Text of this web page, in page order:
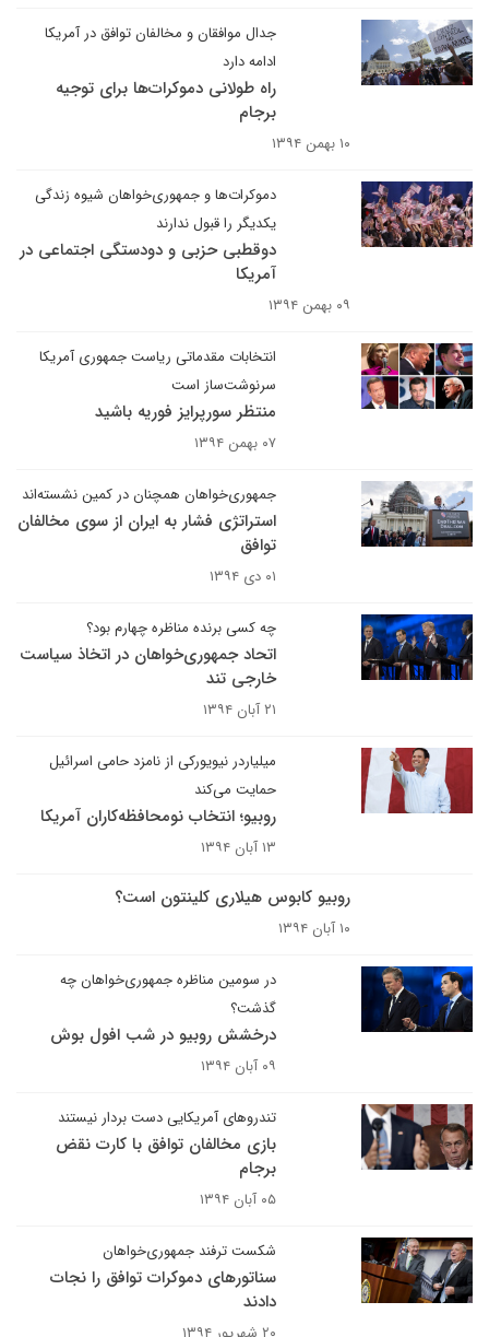
جدال موافقان و مخالفان توافق در آمریکا
ادامه دارد
راه طولانی دموکرات‌ها برای توجیه
برجام
۱۰ بهمن ۱۳۹۴
دموکرات‌ها و جمهوری‌خواهان شیوه زندگی
یکدیگر را قبول ندارند
دوقطبی حزبی و دودستگی اجتماعی در
آمریکا
۰۹ بهمن ۱۳۹۴
انتخابات مقدماتی ریاست جمهوری‌ آمریکا
سرنوشت‌ساز است
منتظر سورپرایز فوریه باشید
۰۷ بهمن ۱۳۹۴
جمهوری‌خواهان همچنان در کمین نشسته‌اند
استراتژی فشار به ایران از سوی مخالفان
توافق
۰۱ دی ۱۳۹۴
چه کسی برنده مناظره چهارم بود؟
اتحاد جمهوری‌خواهان در اتخاذ سیاست
خارجی تند
۲۱ آبان ۱۳۹۴
میلیاردر نیویورکی از نامزد حامی اسرائیل
حمایت می‌کند
روبیو؛ انتخاب نومحافظه‌کاران آمریکا
۱۳ آبان ۱۳۹۴
روبیو کابوس هیلاری کلینتون است؟
۱۰ آبان ۱۳۹۴
در سومین مناظره جمهوری‌خواهان چه
گذشت؟
درخشش روبیو در شب افول بوش
۰۹ آبان ۱۳۹۴
تندروهای آمریکایی دست بردار نیستند
بازی مخالفان توافق با کارت نقض
برجام
۰۵ آبان ۱۳۹۴
شکست ترفند جمهوری‌خواهان
سناتورهای دموکرات توافق را نجات
دادند